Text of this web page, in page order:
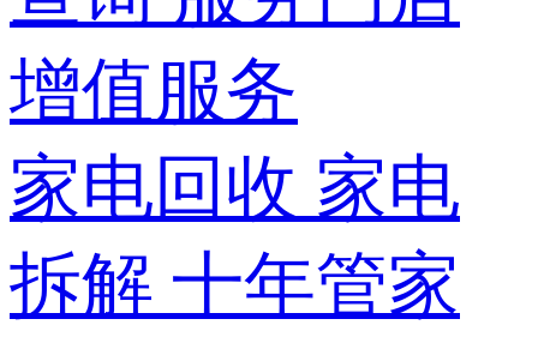
增值服务
家电回收 家电
拆解 十年管家